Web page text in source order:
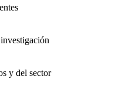
y del sector